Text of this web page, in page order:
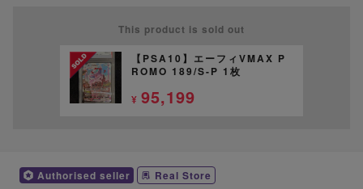
This product is sold out
【PSA10】エーフィVMAX P
ROMO 189/S-P 1枚
¥ 95,199
Authorised seller Real Store